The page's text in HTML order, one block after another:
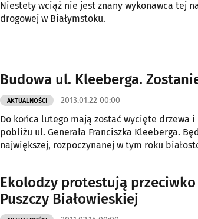
Niestety wciąż nie jest znany wykonawca tej
drogowej w Białymstoku.
Budowa ul. Kleeberga.
AKTUALNOŚCI 2013.01.22 00:00
Do końca lutego mają zostać wycięte drzewa
pobliżu ul. Generała Franciszka Kleeberga.
największej, rozpoczynanej w tym roku
Ekolodzy protestują
Puszczy Białowieskiej